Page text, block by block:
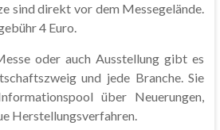
sind direkt vor dem Messegelände.
4 Euro.
oder auch Ausstellung gibt es
und jede Branche. Sie
über Neuerungen,
Herstellungsverfahren.